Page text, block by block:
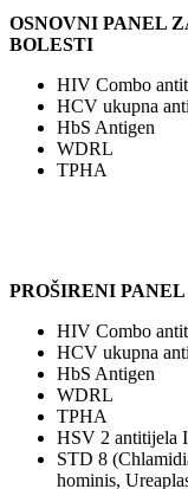
OSNOVNI PANEL
HIV Combo
HCV ukupna
HbS Antigen
WDRL
TPHA
PROŠIRENI
HIV Combo
HCV ukupna
HbS Antigen
WDRL
TPHA
HSV 2 antitijela
STD 8
hominis,